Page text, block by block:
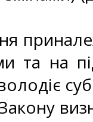
та на